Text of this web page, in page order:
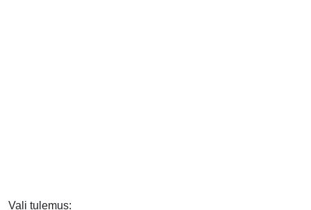
Vali tulemus: